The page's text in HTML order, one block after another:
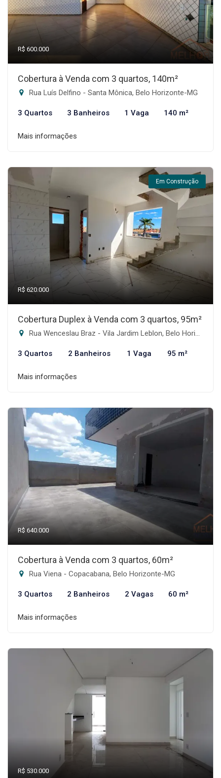
R$ 600.000
Cobertura à Venda com 3 quartos, 140m²
Rua Luís Delfino - Santa Mônica, Belo Horizonte-MG
3 Quartos 3 Banheiros 1 Vaga 140 m²
Mais informações
Em Construção
R$ 620.000
Cobertura Duplex à Venda com 3 quartos, 95m²
Rua Wenceslau Braz - Vila Jardim Leblon, Belo Horizonte-MG
3 Quartos 2 Banheiros 1 Vaga 95 m²
Mais informações
R$ 640.000
Cobertura à Venda com 3 quartos, 60m²
Rua Viena - Copacabana, Belo Horizonte-MG
3 Quartos 2 Banheiros 2 Vagas 60 m²
Mais informações
R$ 530.000